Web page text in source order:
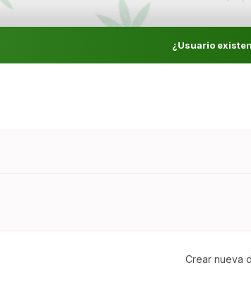
¿Usuario
Crear nueva